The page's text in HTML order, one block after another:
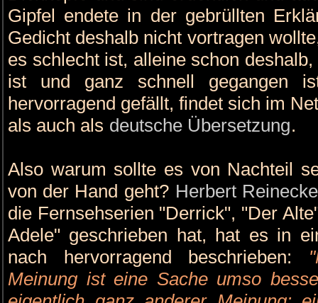
Gipfel endete in der gebrüllten
Gedicht deshalb nicht vortragen
es schlecht ist, alleine schon
ist und ganz schnell gegangen
hervorragend gefällt, findet sich im
als auch als deutsche Übersetzung.
Also warum sollte es von Nachteil
von der Hand geht? Herbert
die Fernsehserien "Derrick", "Der
Adele" geschrieben hat, hat es in
nach hervorragend beschrieben:
Meinung ist eine Sache umso